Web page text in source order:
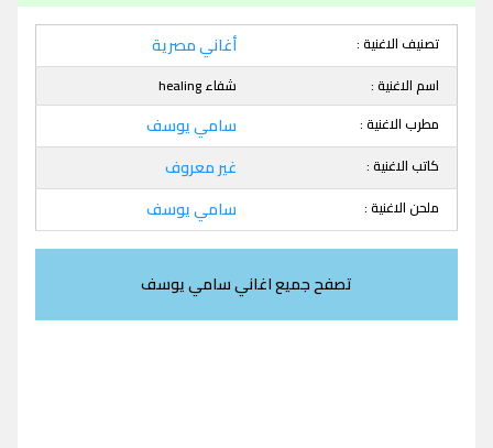
تصنيف الاغنية : أغاني مصرية
اسم الاغنية :
شفاء healing
مطرب الاغنية :
سامي يوسف
كاتب الاغنية : غير معروف
ملحن الاغنية : سامي يوسف
تصفح جميع اغاني سامي يوسف